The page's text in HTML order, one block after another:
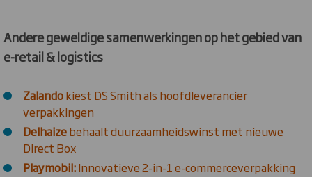
Andere geweldige samenwerkingen op het gebied van
e-retail & logistics
Zalandokiest DS Smith als hoofdleverancier
verpakkingen
Delhaizebehaalt duurzaamheidswinst met nieuwe
Direct Box
Playmobil:Innovatieve 2-in-1 e-commerceverpakking